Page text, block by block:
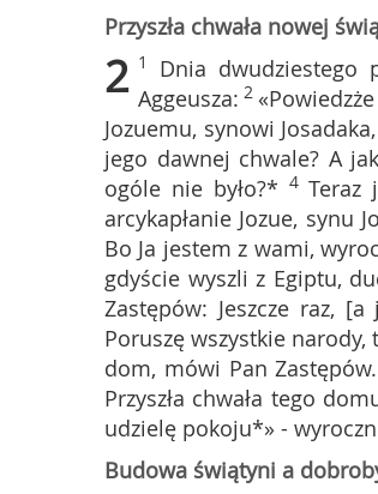
Przyszła chwała nowej
2 1 Dnia dwudziestego
Aggeusza: 2
Jozuemu, synowi
jego dawnej chwale? A
ogóle nie było?* 4 Teraz
arcykapłanie Jozue, synu
Bo Ja jestem z wami,
gdyście wyszli z Egiptu,
Zastępów: Jeszcze raz,
Poruszę wszystkie narody,
dom, mówi Pan Zastępów.
Przyszła chwała tego
udzielę pokoju*» -
Budowa świątyni a